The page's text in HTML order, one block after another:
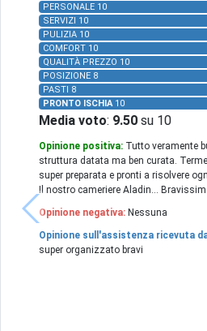
PERSONALE 10
SERVIZI 10
PULIZIA 10
COMFORT 10
QUALITÀ PREZZO 10
POSIZIONE 8
PASTI 8
PRONTO ISCHIA10
Media voto: 9.50 su 10
Opinione positiva: Tutto veramente
struttura datata ma ben curata.
super preparata e pronti a risolvere
Il nostro cameriere Aladin...
Opinione negativa: Nessuna
Opinione sull'assistenza ricevuta
super organizzato bravi